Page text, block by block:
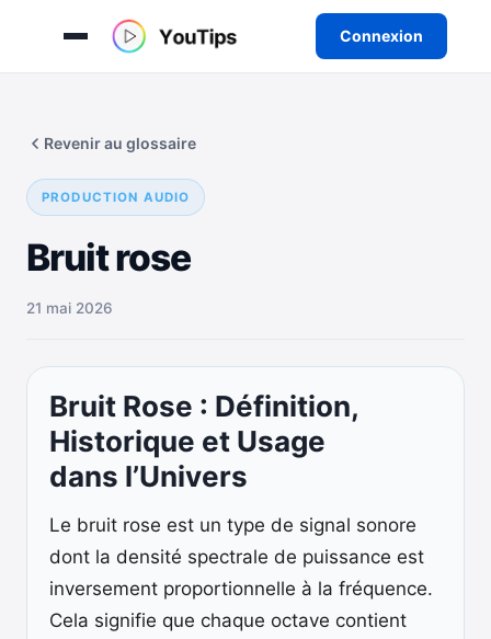
Connexion
contenu
PRODUCTION AUDIO
Bruit rose
Revenir au glossaire
21 mai 2026
Bruit Rose : Définition,
Historique et Usage
dans l’Univers
Le bruit rose est un type de signal sonore
dont la densité spectrale de puissance est
inversement proportionnelle à la fréquence.
Cela signifie que chaque octave contient